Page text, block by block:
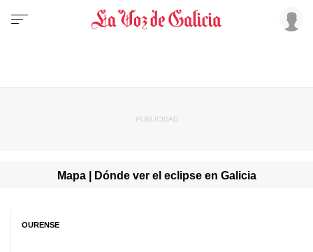
Mapa | Dónde ver el eclipse en Galicia
OURENSE